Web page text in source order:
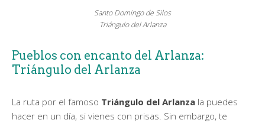
Santo Domingo de Silos
Triángulo del Arlanza
Pueblos con encanto del Arlanza:
Triángulo del Arlanza
La ruta por el famoso Triángulo del Arlanza la puedes
hacer en un día, si vienes con prisas. Sin embargo, te